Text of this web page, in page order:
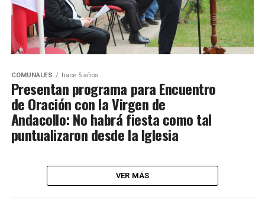
COMUNALES hace 5 años
Presentan programa para Encuentro
de Oración con la Virgen de
Andacollo: No habrá fiesta como tal
puntualizaron desde la Iglesia
VER MÁS